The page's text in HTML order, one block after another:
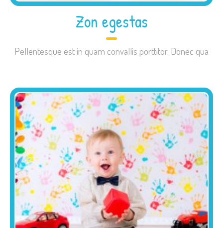
Zon egestas
Pellentesque est in quam convallis porttitor. Donec qua